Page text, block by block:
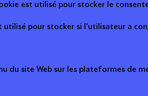
est utilisé pour stocker le
pour stocker si l'utilisateur a
site Web sur les plateformes de